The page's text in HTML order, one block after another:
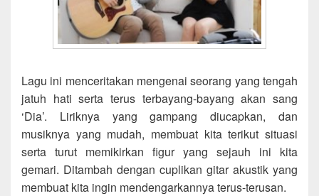
Lagu ini menceritakan mengenai seorang yang tengah
jatuh hati serta terus terbayang-bayang akan sang
‘Dia’. Liriknya yang gampang diucapkan, dan
musiknya yang mudah, membuat kita terikut situasi
serta turut memikirkan figur yang sejauh ini kita
gemari. Ditambah dengan cuplikan gitar akustik yang
membuat kita ingin mendengarkannya terus-terusan.